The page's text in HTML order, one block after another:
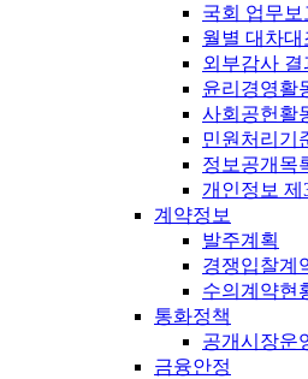
국회 업무보
월별 대차대
외부감사 결
윤리경영활
사회공헌활
민원처리기
정보공개목
개인정보 제
계약정보
발주계획
경쟁입찰계
수의계약현
통화정책
공개시장운
금융안정